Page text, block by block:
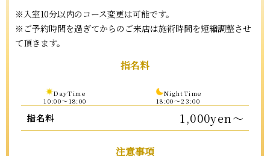
※入室10分以内のコース変更は可能です。
※ご予約時間を過ぎてからのご来店は施術時間を短縮調整させ
て頂きます。
指名料
DayTime
10:00〜18:00
NightTime
18:00〜23:00
指名料 1,000yen～
注意事項